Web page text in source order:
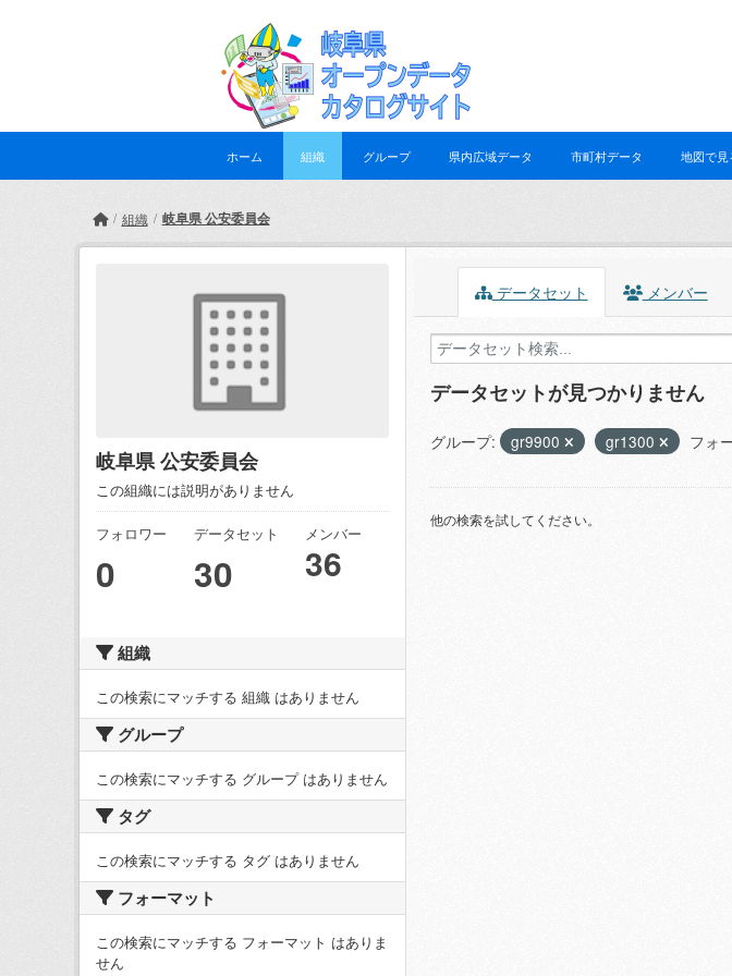
ホーム 組織 グループ 県内広域データ 市町村データ 地図で見
組織 岐阜県 公安委員会
岐阜県 公安委員会
この組織には説明がありません
フォロワー
0
データセット
30
メンバー
36
組織
この検索にマッチする 組織 はありません
グループ
この検索にマッチする グループ はありません
タグ
この検索にマッチする タグ はありません
フォーマット
この検索にマッチする フォーマット はありま
せん
データセット メンバー
データセットが見つかりません
グループ: gr9900 gr1300 フォ
他の検索を試してください。